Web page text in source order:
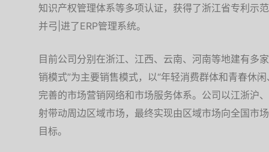
知识产权管理体系等多项认证，获得了浙江省专利示
并弓|进了ERP管理系统。
目前公司分别在浙江、江西、云南、河南等地建有多
销模式”为主要销售模式，以“年轻消费群体和青春休
完善的市场营销网络和市场服务体系。公司以江浙沪
射带动周边区域市场，最终实现由区域市场向全国市
目标。